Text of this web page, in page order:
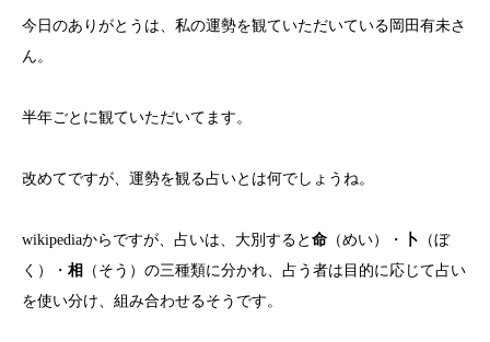
今日のありがとうは、私の運勢を観ていただいている岡田有未さ
ん。
半年ごとに観ていただいてます。
改めてですが、運勢を観る占いとは何でしょうね。
wikipediaからですが、占いは、大別すると 命 （めい）・ 卜 （ぼ
く）・ 相
（そう）の三種類に分かれ、占う者は目的に応じて占い
を使い分け、組み合わせるそうです。